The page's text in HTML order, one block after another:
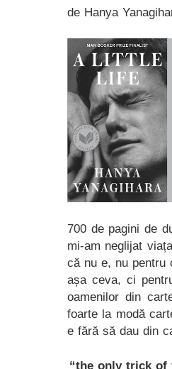
de Hanya
700 de pagini de
mi-am neglijat
că nu e, nu pentru
așa ceva, ci
oamenilor din
foarte la modă
e fără să dau din
“the only trick of